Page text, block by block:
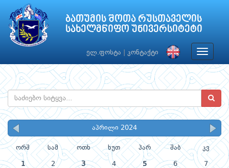
ბათუმის შოთა რუსთაველის
სახელმწიფო უნივერსიტეტი
ელ.ფოსტა კონტაქტი
Toggle
აპრილი 2024
ორშ სამ ოთხ ხუთ პარ შაბ კვ
1 2 3 4 5 6 7